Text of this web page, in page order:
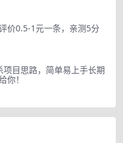
价0.5-1元一条，亲测5分
目思路，简单易上手长期
你！